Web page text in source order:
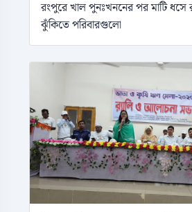
রংপুরে খাল পুনঃখননের পর মাটি ধসে
ঝুঁকিতে পরিবারগুলো